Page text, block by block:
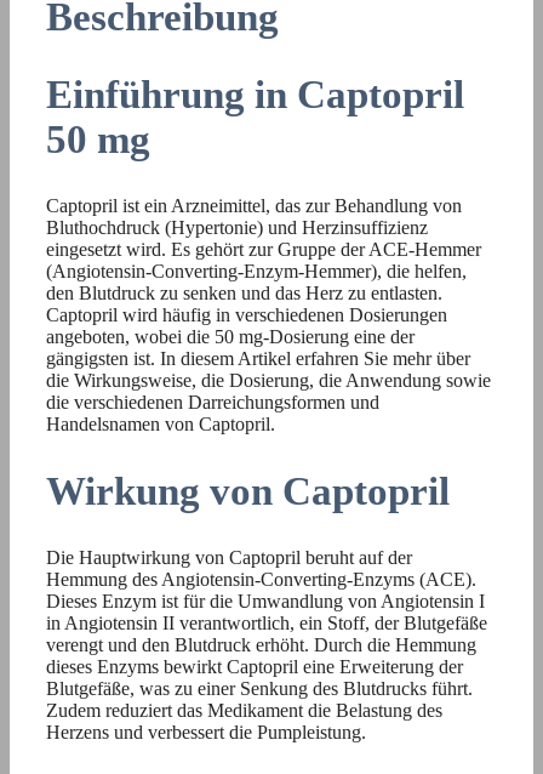
Beschreibung
Einführung in Captopril
50 mg
Captopril ist ein Arzneimittel, das zur Behandlung von
Bluthochdruck (Hypertonie) und Herzinsuffizienz
eingesetzt wird. Es gehört zur Gruppe der ACE-Hemmer
(Angiotensin-Converting-Enzym-Hemmer), die helfen,
den Blutdruck zu senken und das Herz zu entlasten.
Captopril wird häufig in verschiedenen Dosierungen
angeboten, wobei die 50 mg-Dosierung eine der
gängigsten ist. In diesem Artikel erfahren Sie mehr über
die Wirkungsweise, die Dosierung, die Anwendung sowie
die verschiedenen Darreichungsformen und
Handelsnamen von Captopril.
Wirkung von Captopril
Die Hauptwirkung von Captopril beruht auf der
Hemmung des Angiotensin-Converting-Enzyms (ACE).
Dieses Enzym ist für die Umwandlung von Angiotensin I
in Angiotensin II verantwortlich, ein Stoff, der Blutgefäße
verengt und den Blutdruck erhöht. Durch die Hemmung
dieses Enzyms bewirkt Captopril eine Erweiterung der
Blutgefäße, was zu einer Senkung des Blutdrucks führt.
Zudem reduziert das Medikament die Belastung des
Herzens und verbessert die Pumpleistung.